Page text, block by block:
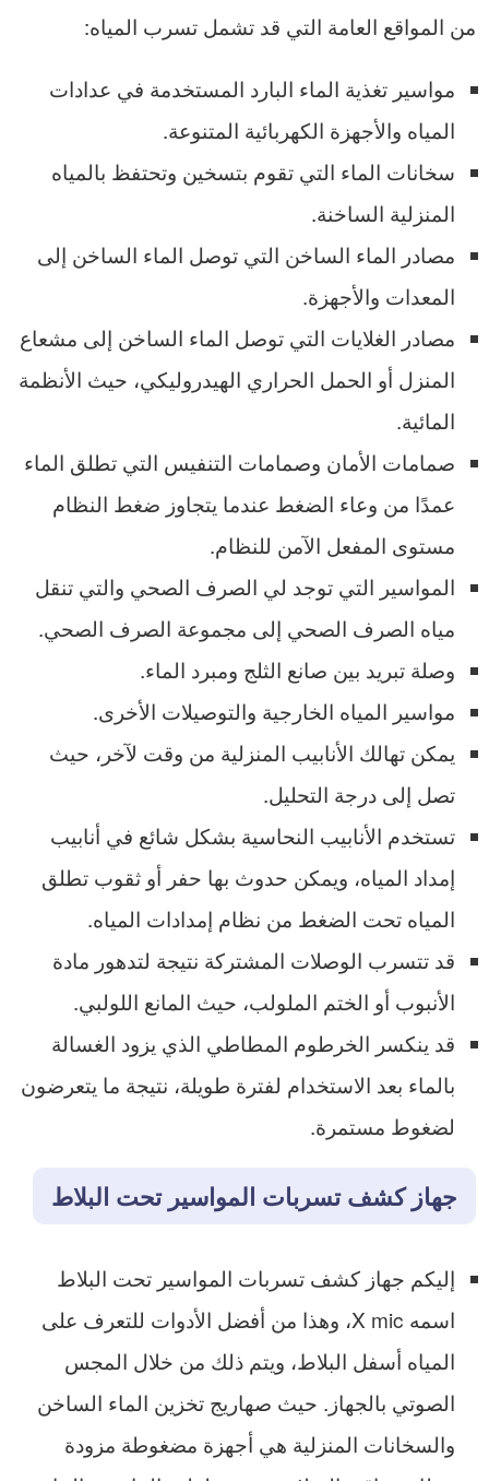
من المواقع العامة التي قد تشمل تسرب المياه:
مواسير تغذية الماء البارد المستخدمة في عدادات
المياه والأجهزة الكهربائية المتنوعة.
سخانات الماء التي تقوم بتسخين وتحتفظ بالمياه
المنزلية الساخنة.
مصادر الماء الساخن التي توصل الماء الساخن إلى
المعدات والأجهزة.
مصادر الغلايات التي توصل الماء الساخن إلى مشعاع
المنزل أو الحمل الحراري الهيدروليكي، حيث الأنظمة
المائية.
صمامات الأمان وصمامات التنفيس التي تطلق الماء
عمدًا من وعاء الضغط عندما يتجاوز ضغط النظام
مستوى المفعل الآمن للنظام.
المواسير التي توجد لي الصرف الصحي والتي تنقل
مياه الصرف الصحي إلى مجموعة الصرف الصحي.
وصلة تبريد بين صانع الثلج ومبرد الماء.
مواسير المياه الخارجية والتوصيلات الأخرى.
يمكن تهالك الأنابيب المنزلية من وقت لآخر، حيث
تصل إلى درجة التحليل.
تستخدم الأنابيب النحاسية بشكل شائع في أنابيب
إمداد المياه، ويمكن حدوث بها حفر أو ثقوب تطلق
المياه تحت الضغط من نظام إمدادات المياه.
قد تتسرب الوصلات المشتركة نتيجة لتدهور مادة
الأنبوب أو الختم الملولب، حيث المانع اللولبي.
قد ينكسر الخرطوم المطاطي الذي يزود الغسالة
بالماء بعد الاستخدام لفترة طويلة، نتيجة ما يتعرضون
لضغوط مستمرة.
جهاز كشف تسربات المواسير تحت البلاط
إليكم جهاز كشف تسربات المواسير تحت البلاط
اسمه X mic، وهذا من أفضل الأدوات للتعرف على
المياه أسفل البلاط، ويتم ذلك من خلال المجس
الصوتي بالجهاز. حيث صهاريج تخزين الماء الساخن
والسخانات المنزلية هي أجهزة مضغوطة مزودة